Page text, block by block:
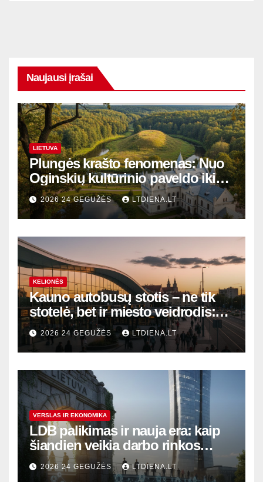
Naujausi įrašai
LIETUVA
Plungės krašto fenomenas: Nuo
Oginskių kultūrinio paveldo iki
Žemaitijos gamtos perlų
2026 24 GEGUŽĖS LTDIENA.LT
KELIONĖS
Kauno autobusų stotis – ne tik
stotelė, bet ir miesto veidrodis:
modernūs vartai į laikinąją
sostinę
2026 24 GEGUŽĖS LTDIENA.LT
VERSLAS IR EKONOMIKA
LDB palikimas ir nauja era: kaip
šiandien veikia darbo rinkos
variklis Lietuvoje?
2026 24 GEGUŽĖS LTDIENA.LT